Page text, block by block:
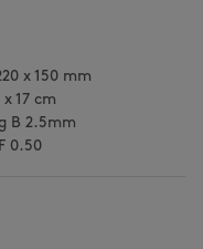
x 150 mm
x 17 cm
B 2.5mm
0.50